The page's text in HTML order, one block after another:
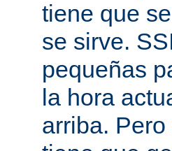
tiene que
se sirve.
pequeñas
la hora
arriba.